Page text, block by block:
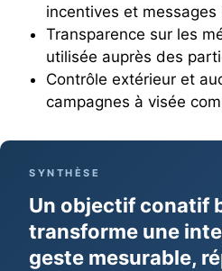
incentives et messages
Transparence sur les
utilisée auprès des
Contrôle extérieur et
campagnes à visée
SYNTHÈSE
Un objectif conatif
transforme une
geste mesurable,